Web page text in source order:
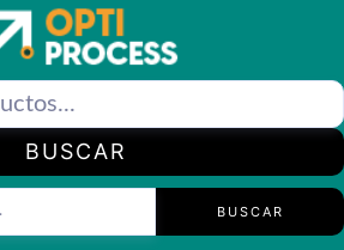
BUSCAR
BUSCAR